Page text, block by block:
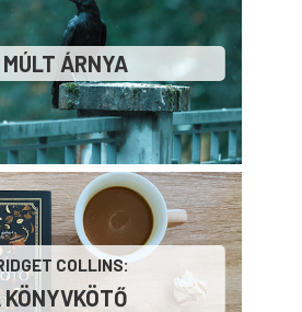
ÁRNYA
COLLINS:
​KÖNYVKÖTŐ